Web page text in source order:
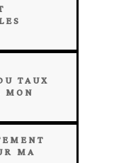
TAUX
MON
MA